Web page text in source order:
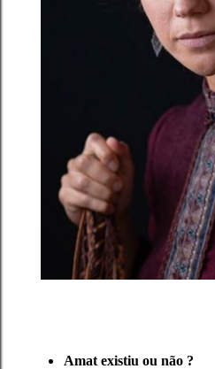
Amat existiu ou não ?